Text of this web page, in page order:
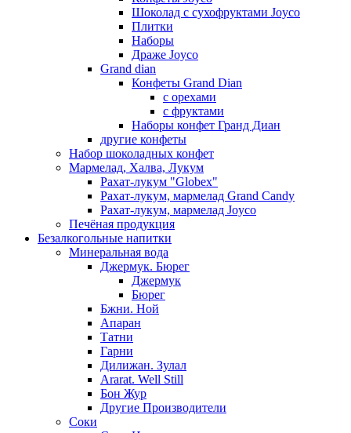
Шоколад с сухофруктами Joyco
Плитки
Наборы
Драже Joyco
Grand dian
Конфеты Grand Dian
с орехами
с фруктами
Наборы конфет Гранд Диан
другие конфеты
Набор шоколадных конфет
Мармелад, Халва, Лукум
Рахат-лукум "Globex"
Рахат-лукум, мармелад Grand Candy
Рахат-лукум, мармелад Joyco
Печёная продукция
Безалкогольные напитки
Минеральная вода
Джермук. Бюрег
Джермук
Бюрег
Бжни. Ной
Апаран
Татни
Гарни
Дилижан. Зулал
Ararat. Well Still
Бон Жур
Другие Производители
Соки